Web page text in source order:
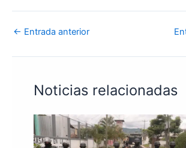
← Entrada anterior
Noticias relacionadas